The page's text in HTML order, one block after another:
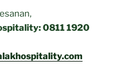
0811 1920